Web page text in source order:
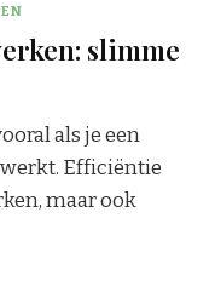
slimme
als je een
Efficiëntie
maar ook